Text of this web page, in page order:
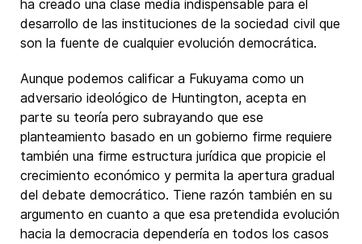
ha creado una clase media indispensable para el
desarrollo de las instituciones de la sociedad civil que
son la fuente de cualquier evolución democrática.
Aunque podemos calificar a Fukuyama como un
adversario ideológico de Huntington, acepta en
parte su teoría pero subrayando que ese
planteamiento basado en un gobierno firme requiere
también una firme estructura jurídica que propicie el
crecimiento económico y permita la apertura gradual
del debate democrático. Tiene razón también en su
argumento en cuanto a que esa pretendida evolución
hacia la democracia dependería en todos los casos